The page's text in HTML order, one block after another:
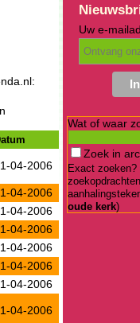
04-2006
04-2006
04-2006
04-2006
04-2006
04-2006
04-2006
04-2006
Uw e-
Wat of waar
Zoek in
Exact
oude kerk)